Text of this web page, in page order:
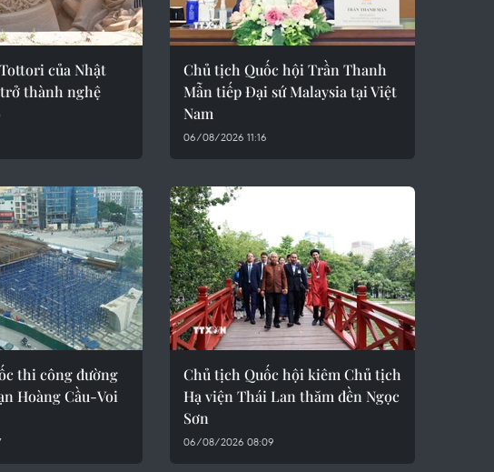
của Nhật
thành nghệ
Chủ tịch Quốc hội Trần Thanh
Mẫn tiếp Đại sứ Malaysia tại Việt
Nam
06/08/2026 11:16
thi công đường
Hoàng Cầu-Voi
Chủ tịch Quốc hội kiêm Chủ tịch
Hạ viện Thái Lan thăm đền Ngọc
Sơn
06/08/2026 08:09